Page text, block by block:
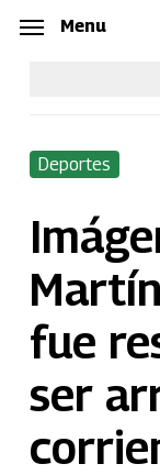
Skip
content
Menu
Deportes
fue
ser
Menu